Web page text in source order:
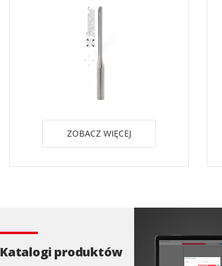
ZOBACZ WIĘCEJ
Katalogi produktów